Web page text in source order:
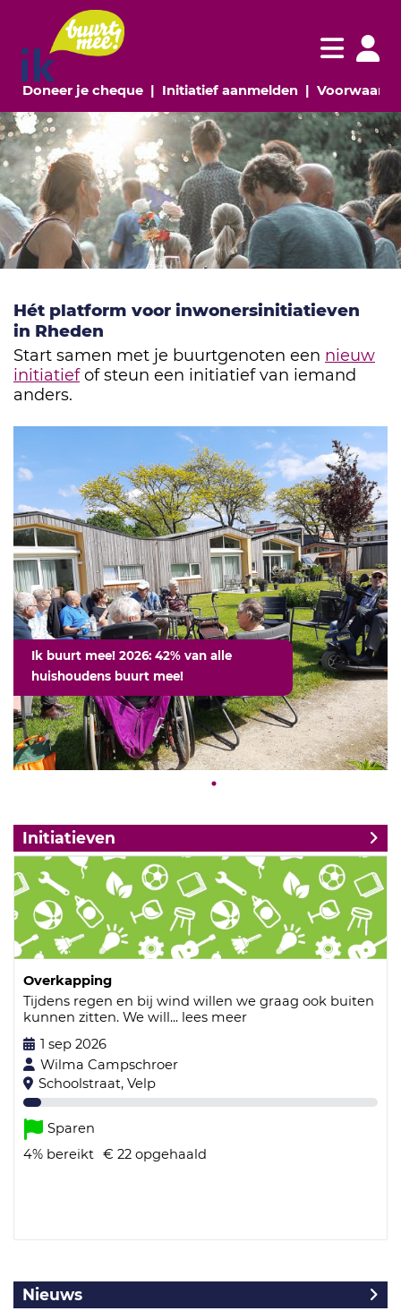
Doneer je cheque(huidige pagina)
Initiatief aanmelden(huidige
Navigatie
Hét platform voor inwonersinitiatieven
in Rheden
Start samen met je buurtgenoten een nieuw
initiatiefof steun een initiatief van iemand
anders.
Ik buurt mee! 2026: 42% van alle
huishoudens buurt mee!
Initiatieven
Overkapping
Tijdens regen en bij wind willen we graag ook buiten
kunnen zitten. We will... lees meer
1 sep 2026
Wilma Campschroer
Schoolstraat, Velp
Sparen
4% bereikt € 22 opgehaald
Nieuws